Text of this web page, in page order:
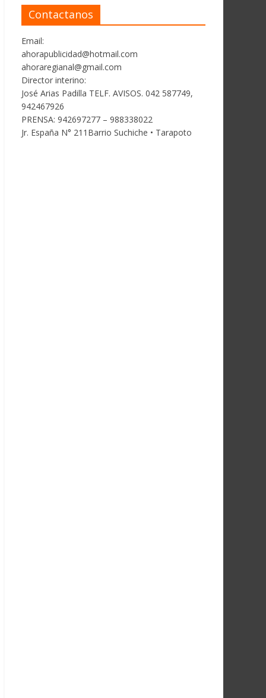
Contactanos
Email:
ahorapublicidad@hotmail.com
ahoraregianal@gmail.com
Director interino:
José Arias Padilla TELF. AVISOS. 042 587749,
942467926
PRENSA: 942697277 – 988338022
Jr. España N° 211Barrio Suchiche • Tarapoto